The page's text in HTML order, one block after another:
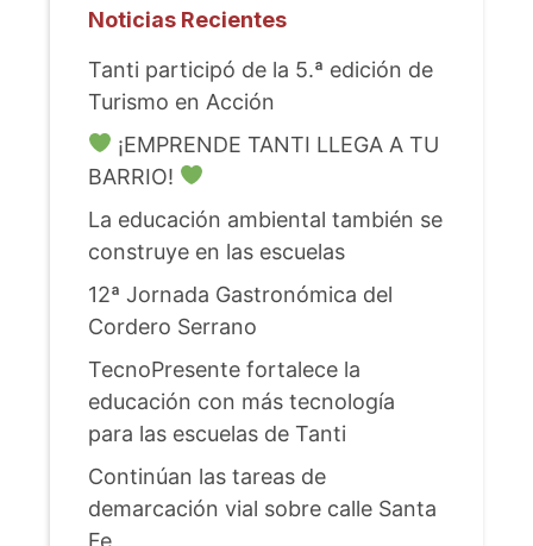
Noticias Recientes
Tanti participó de la 5.ª edición de
Turismo en Acción
¡EMPRENDE TANTI LLEGA A TU
BARRIO!
La educación ambiental también se
construye en las escuelas
12ª Jornada Gastronómica del
Cordero Serrano
TecnoPresente fortalece la
educación con más tecnología
para las escuelas de Tanti
Continúan las tareas de
demarcación vial sobre calle Santa
Fe